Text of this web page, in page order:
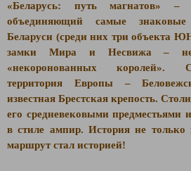
«Беларусь: путь магнатов» –
объединяющий самые знаковые
Беларуси (среди них три объекта
замки Мира и Несвижа –
«некоронованных королей».
территория Европы –
известная Брестская крепость.
его средневековыми
в стиле ампир. История не
маршрут стал историей!